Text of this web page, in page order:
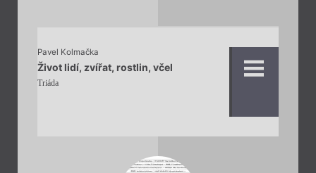
Pavel Kolmačka
Život lidí, zvířat, rostlin, včel
Triáda